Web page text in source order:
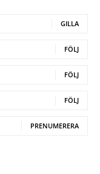
GILLA
FÖLJ
FÖLJ
FÖLJ
PRENUMERERA